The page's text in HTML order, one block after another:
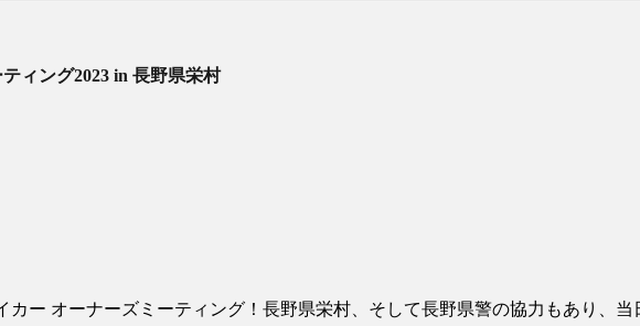
ィング2023 in 長野県栄村
カー オーナーズミーティング！長野県栄村、そして長野県警の協力もあり、